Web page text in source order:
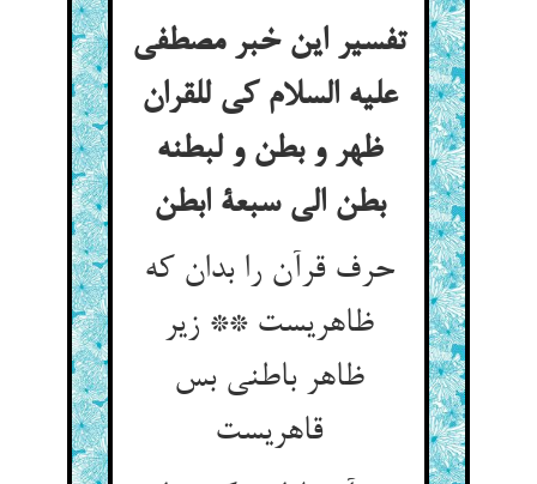
تفسیر این خبر مصطفی
علیه السلام کی للقران
ظهر و بطن و لبطنه
بطن الی سبعة ابطن
حرف قرآن را بدان که
ظاهریست ** زیر
ظاهر باطنی بس
قاهریست